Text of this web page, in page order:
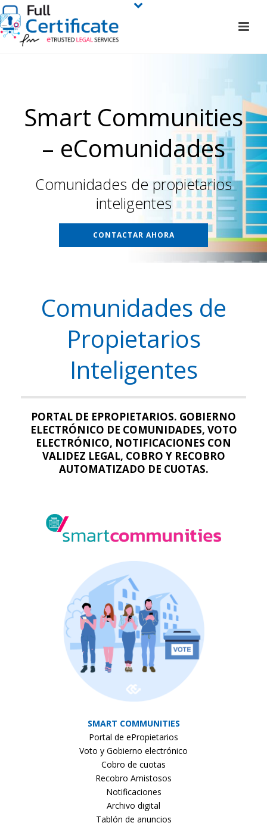
Smart Communities
– eComunidades
Comunidades de propietarios
inteligentes
CONTACTAR AHORA
Comunidades de
Propietarios
Inteligentes
PORTAL DE EPROPIETARIOS. GOBIERNO
ELECTRÓNICO DE COMUNIDADES, VOTO
ELECTRÓNICO, NOTIFICACIONES CON
VALIDEZ LEGAL, COBRO Y RECOBRO
AUTOMATIZADO DE CUOTAS.
SMART COMMUNITIES
Portal de ePropietarios
Voto y Gobierno electrónico
Cobro de cuotas
Recobro Amistosos
Notificaciones
Archivo digital
Tablón de anuncios